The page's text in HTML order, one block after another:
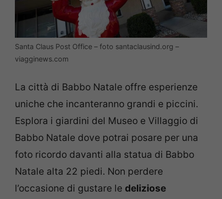
Santa Claus Post Office – foto santaclausind.org –
viagginews.com
La città di Babbo Natale offre esperienze
uniche che incanteranno grandi e piccini.
Esplora i giardini del Museo e Villaggio di
Babbo Natale dove potrai posare per una
foto ricordo davanti alla statua di Babbo
Natale alta 22 piedi. Non perdere
l’occasione di gustare le deliziose